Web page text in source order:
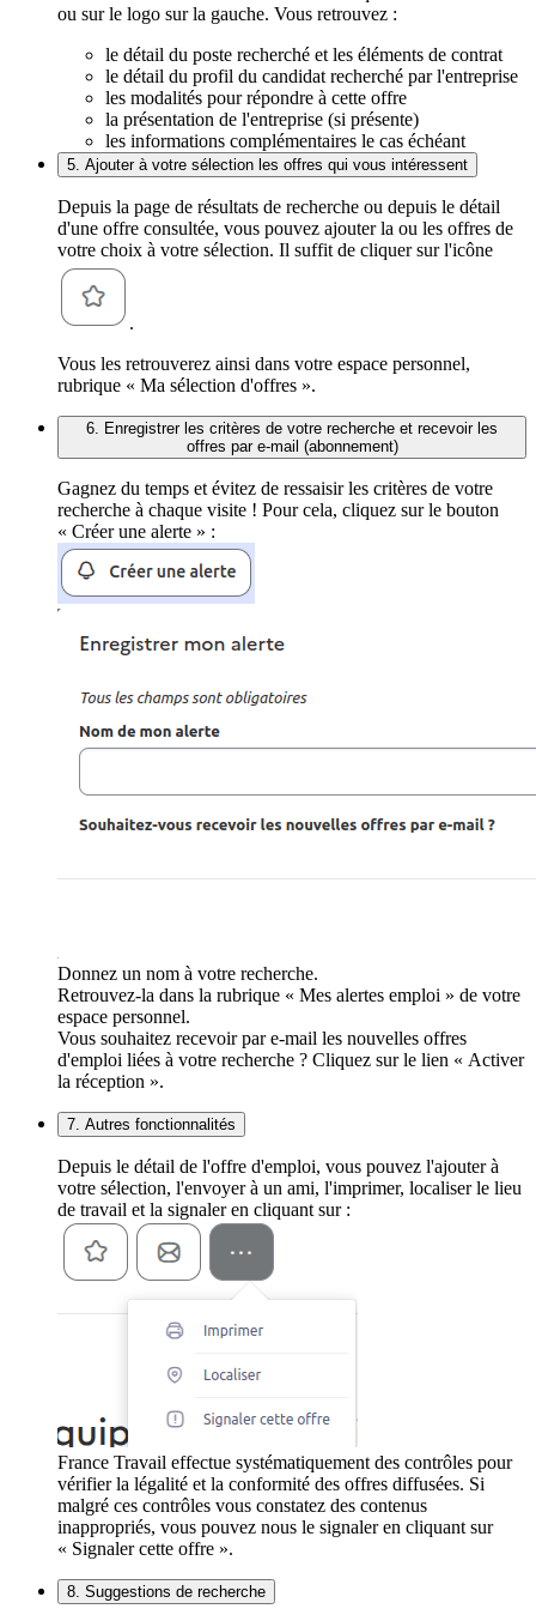
ou sur le logo sur la gauche. Vous retrouvez :
le détail du poste recherché et les éléments de contrat
le détail du profil du candidat recherché par l'entreprise
les modalités pour répondre à cette offre
la présentation de l'entreprise (si présente)
les informations complémentaires le cas échéant
5. Ajouter à votre sélection les offres qui vous intéressent
Depuis la page de résultats de recherche ou depuis le détail
d'une offre consultée, vous pouvez ajouter la ou les offres de
votre choix à votre sélection. Il suffit de cliquer sur l'icône
.
Vous les retrouverez ainsi dans votre espace personnel,
rubrique « Ma sélection d'offres ».
6. Enregistrer les critères de votre recherche et recevoir les
offres par e-mail (abonnement)
Gagnez du temps et évitez de ressaisir les critères de votre
recherche à chaque visite ! Pour cela, cliquez sur le bouton
« Créer une alerte » :
Donnez un nom à votre recherche.
Retrouvez-la dans la rubrique « Mes alertes emploi » de votre
espace personnel.
Vous souhaitez recevoir par e-mail les nouvelles offres
d'emploi liées à votre recherche ? Cliquez sur le lien « Activer
la réception ».
7. Autres fonctionnalités
Depuis le détail de l'offre d'emploi, vous pouvez l'ajouter à
votre sélection, l'envoyer à un ami, l'imprimer, localiser le lieu
de travail et la signaler en cliquant sur :
France Travail effectue systématiquement des contrôles pour
vérifier la légalité et la conformité des offres diffusées. Si
malgré ces contrôles vous constatez des contenus
inappropriés, vous pouvez nous le signaler en cliquant sur
« Signaler cette offre ».
8. Suggestions de recherche